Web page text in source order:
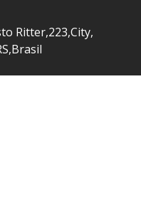
Ritter,223,City,
,Brasil